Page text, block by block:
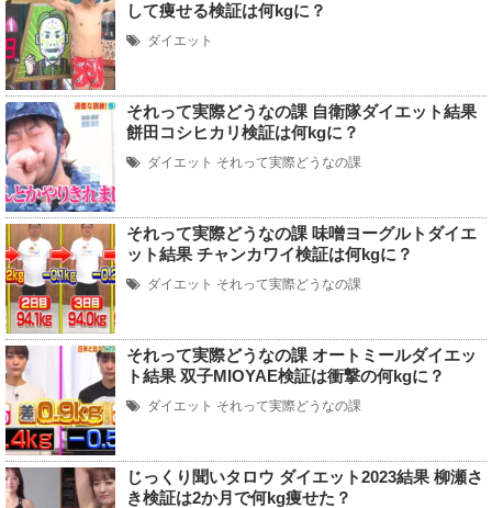
して痩せる検証は何kgに？
ダイエット
それって実際どうなの課 自衛隊ダイエット結果
餅田コシヒカリ検証は何kgに？
ダイエット それって実際どうなの課
それって実際どうなの課 味噌ヨーグルトダイエ
ット結果 チャンカワイ検証は何kgに？
ダイエット それって実際どうなの課
それって実際どうなの課 オートミールダイエッ
ト結果 双子MIOYAE検証は衝撃の何kgに？
ダイエット それって実際どうなの課
じっくり聞いタロウ ダイエット2023結果 柳瀬さ
き検証は2か月で何kg痩せた？